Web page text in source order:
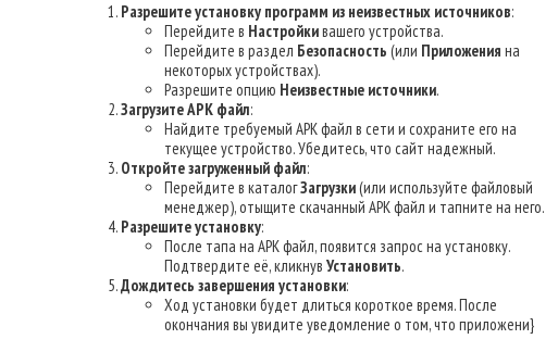
Разрешите установку программ из неизвестных источников:
Перейдите в Настройкивашего устройства.
Перейдите в раздел Безопасность (или Приложения на
некоторых устройствах).
Разрешите опцию Неизвестные источники.
Загрузите APK файл:
Найдите требуемый APK файл в сети и сохраните его на
текущее устройство. Убедитесь, что сайт надежный.
Откройте загруженный файл:
Перейдите в каталогЗагрузки(или используйте файловый
менеджер), отыщите скачанный APK файл и тапните на него.
Разрешите установку:
После тапа на APK файл, появится запрос на установку.
Подтвердите её, кликнув Установить.
Дождитесь завершения установки:
Ход установки будет длиться короткое время. После
окончания вы увидите уведомление о том, что приложени}